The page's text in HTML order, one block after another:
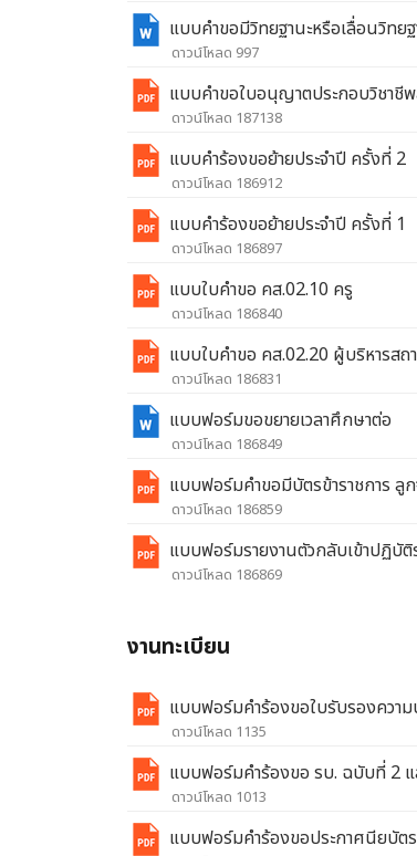
แบบคำขอมีวิทยฐานะหรือเลื่อนวิทย
ดาวน์โหลด 997
แบบคำขอใบอนุญาตประกอบวิชาชี
ดาวน์โหลด 187138
แบบคำร้องขอย้ายประจำปี ครั้งที่ 2
ดาวน์โหลด 186912
แบบคำร้องขอย้ายประจำปี ครั้งที่ 1
ดาวน์โหลด 186897
แบบใบคำขอ คส.02.10 ครู
ดาวน์โหลด 186840
แบบใบคำขอ คส.02.20 ผู้บริหารส
ดาวน์โหลด 186831
แบบฟอร์มขอขยายเวลาศึกษาต่อ
ดาวน์โหลด 186849
แบบฟอร์มคำขอมีบัตรข้าราชการ ลูก
ดาวน์โหลด 186859
แบบฟอร์มรายงานตัวกลับเข้าปฏิบัติ
ดาวน์โหลด 186869
งานทะเบียน
แบบฟอร์มคำร้องขอใบรับรองควา
ดาวน์โหลด 1135
แบบฟอร์มคำร้องขอ รบ. ฉบับที่ 2
ดาวน์โหลด 1013
แบบฟอร์มคำร้องขอประกาศนียบัต